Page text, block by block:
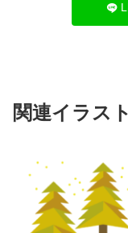
関連イラスト